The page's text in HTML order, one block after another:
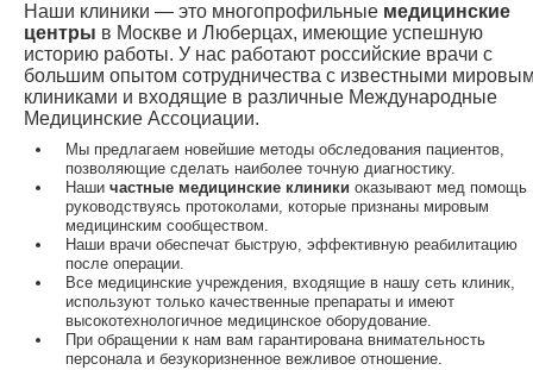
Наши клиники — это многопрофильные медицинские
центры в Москве и Люберцах, имеющие успешную
историю работы. У нас работают российские врачи с
большим опытом сотрудничества с известными
клиниками и входящие в различные Международные
Медицинские Ассоциации.
Мы предлагаем новейшие методы обследования пациентов,
позволяющие сделать наиболее точную диагностику.
Наши частные медицинские клиники оказывают мед помощь
руководствуясь протоколами, которые признаны мировым
медицинским сообществом.
Наши врачи обеспечат быструю, эффективную реабилитацию
после операции.
Все медицинские учреждения, входящие в нашу сеть клиник,
используют только качественные препараты и имеют
высокотехнологичное медицинское оборудование.
При обращении к нам вам гарантирована внимательность
персонала и безукоризненное вежливое отношение.